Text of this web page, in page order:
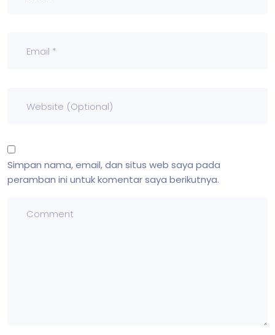
Simpan nama, email, dan situs web saya pada
peramban ini untuk komentar saya berikutnya.